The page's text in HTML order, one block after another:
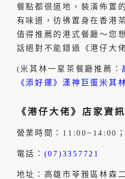
餐點都很道地，裝潢佈置
有味道，彷彿置身在香港
值得推薦的港式餐廳～您
話絕對不能錯過《港仔大
(米其林一星茶餐廳推薦：
《添好運》漢神巨蛋米其
《港仔大佬》店家資訊
營業時間：11:00~14:00
電話： (07)3357721
地址：高雄市苓雅區林森